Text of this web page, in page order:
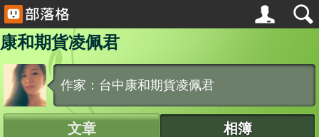
康和期貨凌佩君
作家：台中康和期貨凌佩君
文章 相簿